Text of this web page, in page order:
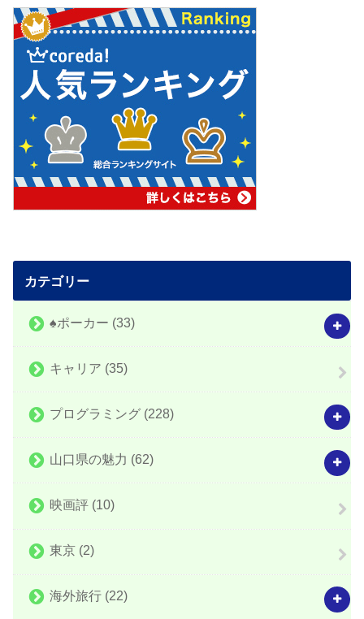
カテゴリー
♠️ポーカー (33)
キャリア (35)
プログラミング (228)
山口県の魅力 (62)
映画評 (10)
東京 (2)
海外旅行 (22)